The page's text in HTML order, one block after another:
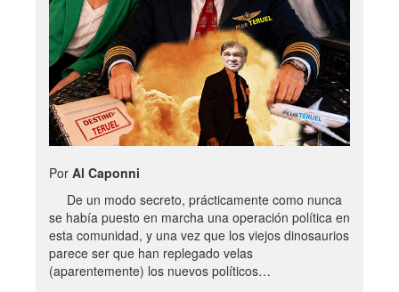
Por Al Caponni
De un modo secreto, prácticamente como nunca
se había puesto en marcha una operación política en
esta comunidad, y una vez que los viejos dinosaurios
parece ser que han replegado velas
(aparentemente) los nuevos políticos…